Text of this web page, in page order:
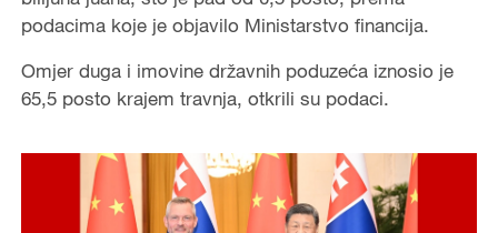
podacima koje je objavilo Ministarstvo financija.
Omjer duga i imovine državnih poduzeća iznosio je
65,5 posto krajem travnja, otkrili su podaci.